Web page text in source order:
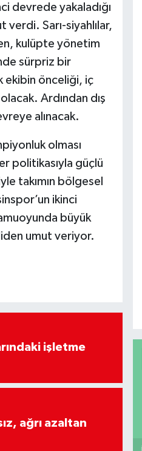
devrede yakaladığı
Sarı-siyahlılar,
kulüpte yönetim
sürpriz bir
ekibin önceliği, iç
Ardından dış
alınacak.
olması
politikasıyla güçlü
takımın bölgesel
ikinci
büyük
umut veriyor.
işletme
ağrı azaltan